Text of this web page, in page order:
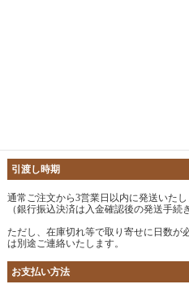
引渡し時期
通常ご注文から3営業日以内に発送いたし
（銀行振込決済は入金確認後の発送手続
ただし、在庫切れ等で取り寄せに日数が
は別途ご連絡いたします。
お支払い方法